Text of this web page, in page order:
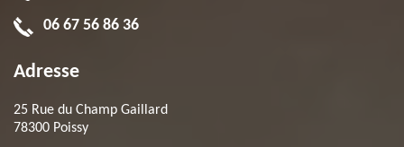
06 67 56 86 36
Adresse
25 Rue du Champ Gaillard
78300 Poissy